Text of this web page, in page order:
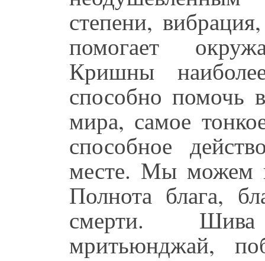
степени,
помогает
Кришны
способно помочь
мира, самое
способное
месте. Мы можем
Полнота блага,
смерти. Шива
мритьюнджай,